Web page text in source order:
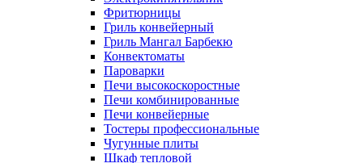
Фритюрницы
Гриль конвейерный
Гриль Мангал Барбекю
Конвектоматы
Пароварки
Печи высокоскоростные
Печи комбинированные
Печи конвейерные
Тостеры профессиональные
Чугунные плиты
Шкаф тепловой